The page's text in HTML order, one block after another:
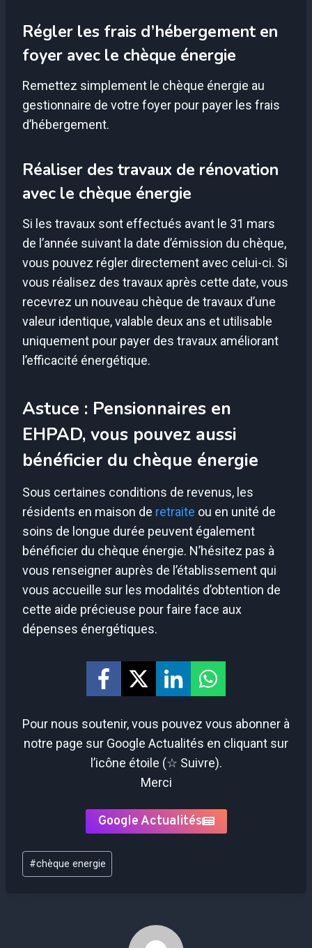
Régler les frais d’hébergement en
foyer avec le chèque énergie
Remettez simplement le chèque énergie au
gestionnaire de votre foyer pour payer les frais
d’hébergement.
Réaliser des travaux de rénovation
avec le chèque énergie
Si les travaux sont effectués avant le 31 mars
de l’année suivant la date d’émission du chèque,
vous pouvez régler directement avec celui-ci. Si
vous réalisez des travaux après cette date, vous
recevrez un nouveau chèque de travaux d’une
valeur identique, valable deux ans et utilisable
uniquement pour payer des travaux améliorant
l’efficacité énergétique.
Astuce : Pensionnaires en
EHPAD, vous pouvez aussi
bénéficier du chèque énergie
Sous certaines conditions de revenus, les
résidents en maison de retraite ou en unité de
soins de longue durée peuvent également
bénéficier du chèque énergie. N’hésitez pas à
vous renseigner auprès de l’établissement qui
vous accueille sur les modalités d’obtention de
cette aide précieuse pour faire face aux
dépenses énergétiques.
Pour nous soutenir, vous pouvez vous abonner à
notre page sur Google Actualités en cliquant sur
l’icône étoile (☆ Suivre).
Merci
Google Actualités
Étiquettes
de
#chèque energie